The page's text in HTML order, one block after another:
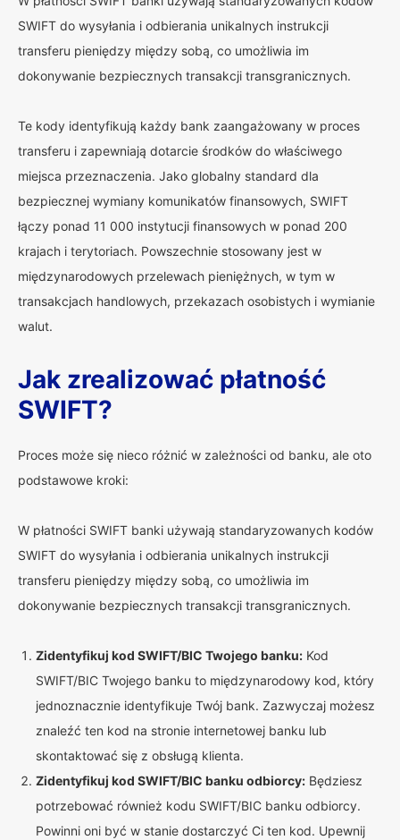
SWIFT do wysyłania i odbierania unikalnych instrukcji
transferu pieniędzy między sobą, co umożliwia im
dokonywanie bezpiecznych transakcji transgranicznych.
Te kody identyfikują każdy bank zaangażowany w proces
transferu i zapewniają dotarcie środków do właściwego
miejsca przeznaczenia. Jako globalny standard dla
bezpiecznej wymiany komunikatów finansowych, SWIFT
łączy ponad 11 000 instytucji finansowych w ponad 200
krajach i terytoriach. Powszechnie stosowany jest w
międzynarodowych przelewach pieniężnych, w tym w
transakcjach handlowych, przekazach osobistych i wymianie
walut.
Jak zrealizować płatność
SWIFT?
Proces może się nieco różnić w zależności od banku, ale oto
podstawowe kroki:
W płatności SWIFT banki używają standaryzowanych kodów
SWIFT do wysyłania i odbierania unikalnych instrukcji
transferu pieniędzy między sobą, co umożliwia im
dokonywanie bezpiecznych transakcji transgranicznych.
Zidentyfikuj kod SWIFT/BIC Twojego banku: Kod
SWIFT/BIC Twojego banku to międzynarodowy kod, który
jednoznacznie identyfikuje Twój bank. Zazwyczaj możesz
znaleźć ten kod na stronie internetowej banku lub
skontaktować się z obsługą klienta.
Zidentyfikuj kod SWIFT/BIC banku odbiorcy: Będziesz
potrzebować również kodu SWIFT/BIC banku odbiorcy.
Powinni oni być w stanie dostarczyć Ci ten kod. Upewnij